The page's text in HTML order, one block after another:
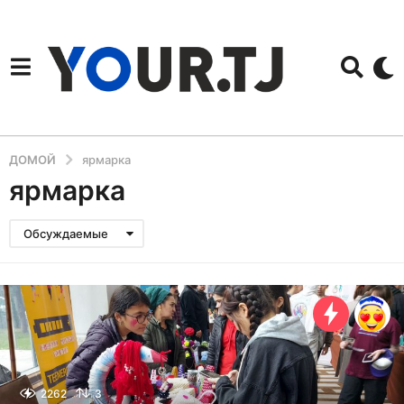
ДОМОЙ ярмарка
ярмарка
Обсуждаемые
2262 3